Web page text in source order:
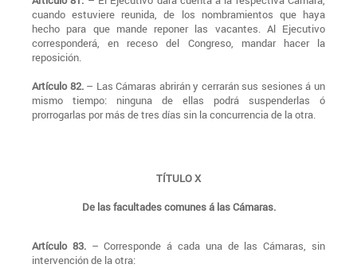
cuando estuviere reunida, de los nombramientos que haya
hecho para que mande reponer las vacantes. Al Ejecutivo
corresponderá, en receso del Congreso, mandar hacer la
reposición.
Artículo 82.– Las Cámaras abrirán y cerrarán sus sesiones á un
mismo tiempo: ninguna de ellas podrá suspenderlas ó
prorrogarlas por más de tres días sin la concurrencia de la otra.
TÍTULO X
De las facultades comunes á las Cámaras.
Artículo 83.– Corresponde á cada una de las Cámaras, sin
intervención de la otra: